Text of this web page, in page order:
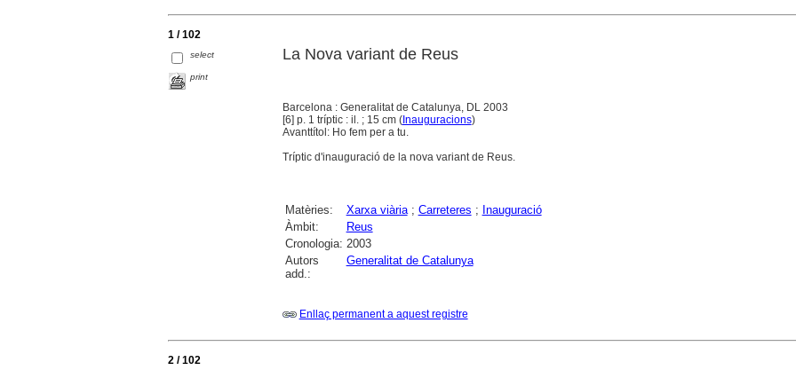
1 / 102
select
print
La Nova variant de Reus
Barcelona : Generalitat de Catalunya, DL 2003
[6] p. 1 tríptic : il. ; 15 cm (Inauguracions)
Avanttítol: Ho fem per a tu.
Tríptic d'inauguració de la nova variant de Reus.
Matèries: Xarxa viària; Carreteres ; Inauguració
Àmbit:
Reus
Cronologia: 2003
Autors
add.:
Generalitat de Catalunya
Enllaç permanent a aquest registre
2 / 102